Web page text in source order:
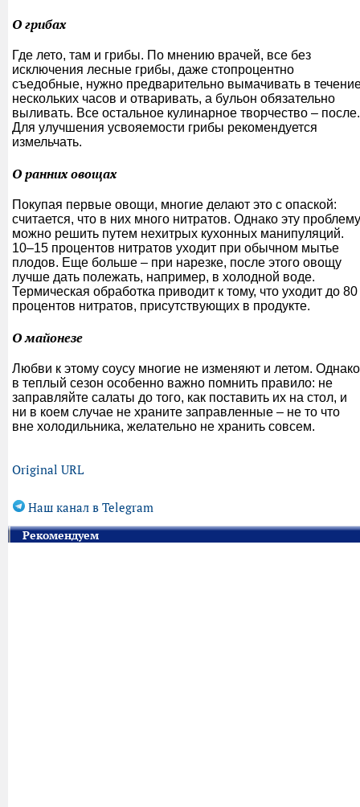
О грибах
Где лето, там и грибы. По мнению врачей, все без
исключения лесные грибы, даже стопроцентно
съедобные, нужно предварительно вымачивать в
нескольких часов и отваривать, а бульон обязательно
выливать. Все остальное кулинарное творчество – после.
Для улучшения усвояемости грибы рекомендуется
измельчать.
О ранних овощах
Покупая первые овощи, многие делают это с опаской:
считается, что в них много нитратов. Однако эту проблему
можно решить путем нехитрых кухонных манипуляций.
10–15 процентов нитратов уходит при обычном мытье
плодов. Еще больше – при нарезке, после этого овощу
лучше дать полежать, например, в холодной воде.
Термическая обработка приводит к тому, что уходит до 80
процентов нитратов, присутствующих в продукте.
О майонезе
Любви к этому соусу многие не изменяют и летом. Однако
в теплый сезон особенно важно помнить правило: не
заправляйте салаты до того, как поставить их на стол, и
ни в коем случае не храните заправленные – не то что
вне холодильника, желательно не хранить совсем.
Original URL
Наш канал в Telegram
Рекомендуем